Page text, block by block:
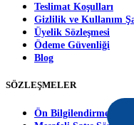
Teslimat Koşulları
Gizlilik ve Kullanım
Üyelik Sözleşmesi
Ödeme Güvenliği
Blog
SÖZLEŞMELER
Ön Bilgilendirme